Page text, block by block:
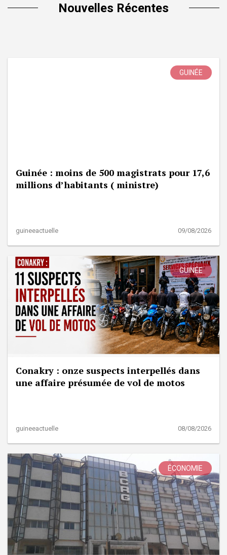
Nouvelles Récentes
GUINÉE
Guinée : moins de 500 magistrats pour 17,6
millions d’habitants ( ministre)
guineeactuelle 09/08/2026
GUINÉE
Conakry : onze suspects interpellés dans
une affaire présumée de vol de motos
guineeactuelle 08/08/2026
ÉCONOMIE